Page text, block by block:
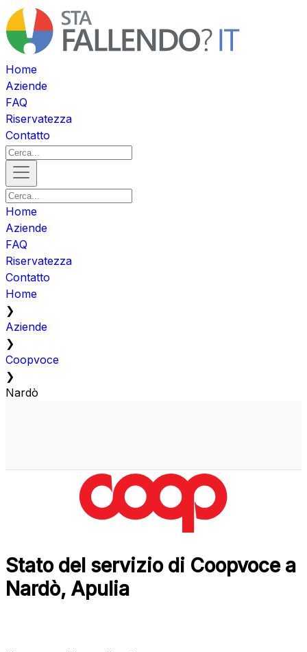
Home
Aziende
FAQ
Riservatezza
Contatto
Home
Aziende
FAQ
Riservatezza
Contatto
Home
❯
Aziende
❯
Coopvoce
❯
Nardò
Stato del servizio di Coopvoce a
Nardò, Apulia